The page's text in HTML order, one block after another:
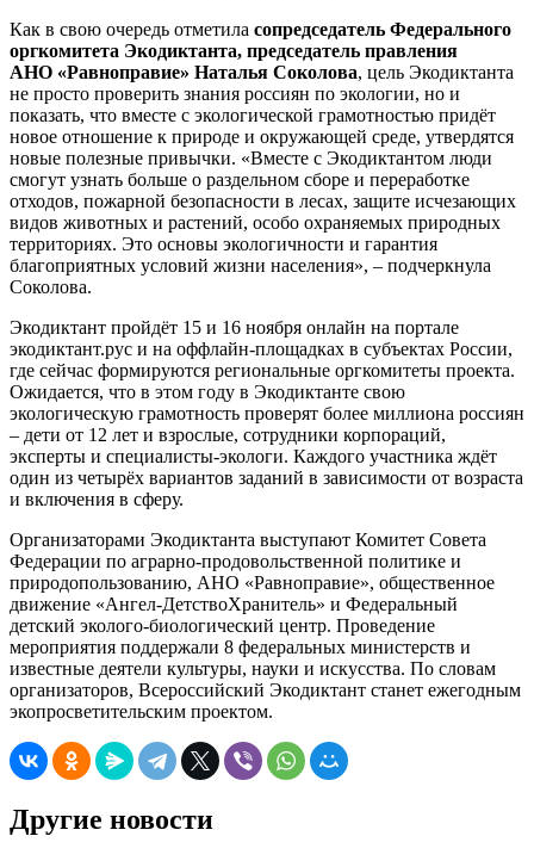
Как в свою очередь отметила сопредседатель Федерального
оргкомитета Экодиктанта, председатель правления
АНО «Равноправие» Наталья Соколова, цель Экодиктанта
не просто проверить знания россиян по экологии, но и
показать, что вместе с экологической грамотностью придёт
новое отношение к природе и окружающей среде, утвердятся
новые полезные привычки. «Вместе с Экодиктантом люди
смогут узнать больше о раздельном сборе и переработке
отходов, пожарной безопасности в лесах, защите исчезающих
видов животных и растений, особо охраняемых природных
территориях. Это основы экологичности и гарантия
благоприятных условий жизни населения», – подчеркнула
Соколова.
Экодиктант пройдёт 15 и 16 ноября онлайн на портале
экодиктант.рус и на оффлайн-площадках в субъектах России,
где сейчас формируются региональные оргкомитеты проекта.
Ожидается, что в этом году в Экодиктанте свою
экологическую грамотность проверят более миллиона россиян
– дети от 12 лет и взрослые, сотрудники корпораций,
эксперты и специалисты-экологи. Каждого участника ждёт
один из четырёх вариантов заданий в зависимости от возраста
и включения в сферу.
Организаторами Экодиктанта выступают Комитет Совета
Федерации по аграрно-продовольственной политике и
природопользованию, АНО «Равноправие», общественное
движение «Ангел-ДетствоХранитель» и Федеральный
детский эколого-биологический центр. Проведение
мероприятия поддержали 8 федеральных министерств и
известные деятели культуры, науки и искусства. По словам
организаторов, Всероссийский Экодиктант станет ежегодным
экопросветительским проектом.
Другие новости